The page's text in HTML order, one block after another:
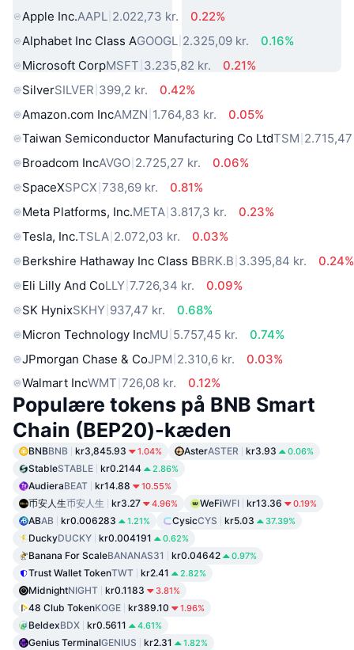
Apple Inc.AAPL 2.022,73 kr.
0.22%
Alphabet Inc Class AGOOGL 2.325,09 kr.
0.16%
Microsoft CorpMSFT 3.235,82 kr.
0.21%
SilverSILVER 399,2 kr.
0.42%
Amazon.com IncAMZN 1.764,83 kr.
0.05%
Taiwan Semiconductor Manufacturing Co LtdTSM
Broadcom IncAVGO 2.725,27 kr.
0.06%
SpaceXSPCX 738,69 kr.
0.81%
Meta Platforms, Inc.META 3.817,3 kr.
0.23%
Tesla, Inc.TSLA 2.072,03 kr.
0.03%
Berkshire Hathaway Inc Class BBRK.B 3.395,84 kr.
0.24%
Eli Lilly And CoLLY 7.726,34 kr.
0.09%
SK HynixSKHY 937,47 kr.
0.68%
Micron Technology IncMU 5.757,45 kr.
0.74%
JPmorgan Chase & CoJPM 2.310,6 kr.
0.03%
Walmart IncWMT 726,08 kr. 0.12%
Populære tokens på BNB Smart
Chain (BEP20)-kæden
BNBBNB kr3,845.93 1.04% AsterASTER kr3.93 0.06%
StableSTABLE kr0.2144 2.86%
AudieraBEAT kr14.88 10.55%
币安人生币安人生 kr3.27 4.96% WeFiWFI kr13.36 0.19%
ABAB kr0.006283 1.21% CysicCYS kr5.03 37.39%
DuckyDUCKY kr0.004191 0.62%
Banana For ScaleBANANAS31 kr0.04642 0.97%
Trust Wallet TokenTWT kr2.41 2.82%
MidnightNIGHT kr0.1183 3.81%
48 Club TokenKOGE kr389.10 1.96%
BeldexBDX kr0.5611 4.61%
Genius TerminalGENIUS kr2.31 1.82%